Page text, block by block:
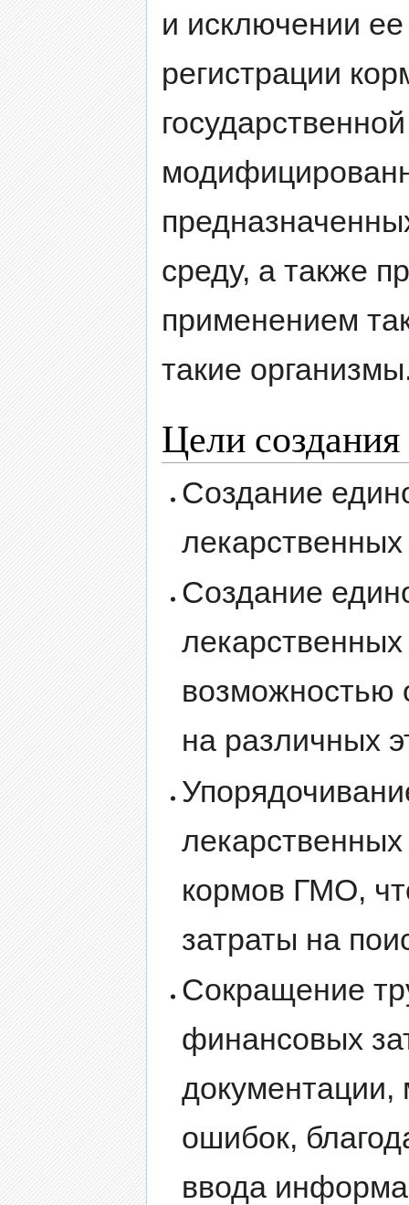
и исключении
регистрации
среду, а также
применением
такие
Цели создания
Создание
Создание
возможностью
на различных
кормов ГМО,
затраты на
Сокращение
финансовых
документации,
ошибок,
ввода